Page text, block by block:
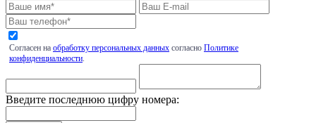
Согласен на обработку персональных данных согласно Политике
конфиденциальности.
Введите последнюю цифру номера: